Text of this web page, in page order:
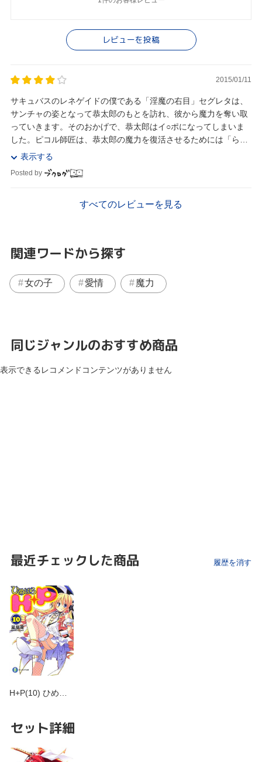
レビューを投稿
2015/01/11
サキュバスのレネゲイドの僕である「淫魔の右目」セグレタは、
サンチャの姿となって恭太郎のもとを訪れ、彼から魔力を奪い取
っていきます。そのおかげで、恭太郎はイ○ポになってしまいま
した。ピコル師匠は、恭太郎の魔力を復活させるためには「らぶ
らぶえっち」でアソコをビンビンにさせる必要がある...
表示する
Posted by
すべてのレビューを見る
関連ワードから探す
女の子 愛情 魔力
同じジャンルのおすすめ商品
表示できるレコメンドコンテンツがありません
最近チェックした商品 履歴を消す
H+P(10) ひめ…
セット詳細